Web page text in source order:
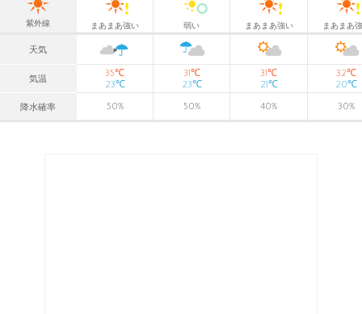
紫外線 まあまあ強い 弱い まあまあ強い まあまあ
天気
気温
35℃
23℃
31℃
23℃
31℃
21℃
32℃
20℃
降水確率 50% 50% 40% 30%